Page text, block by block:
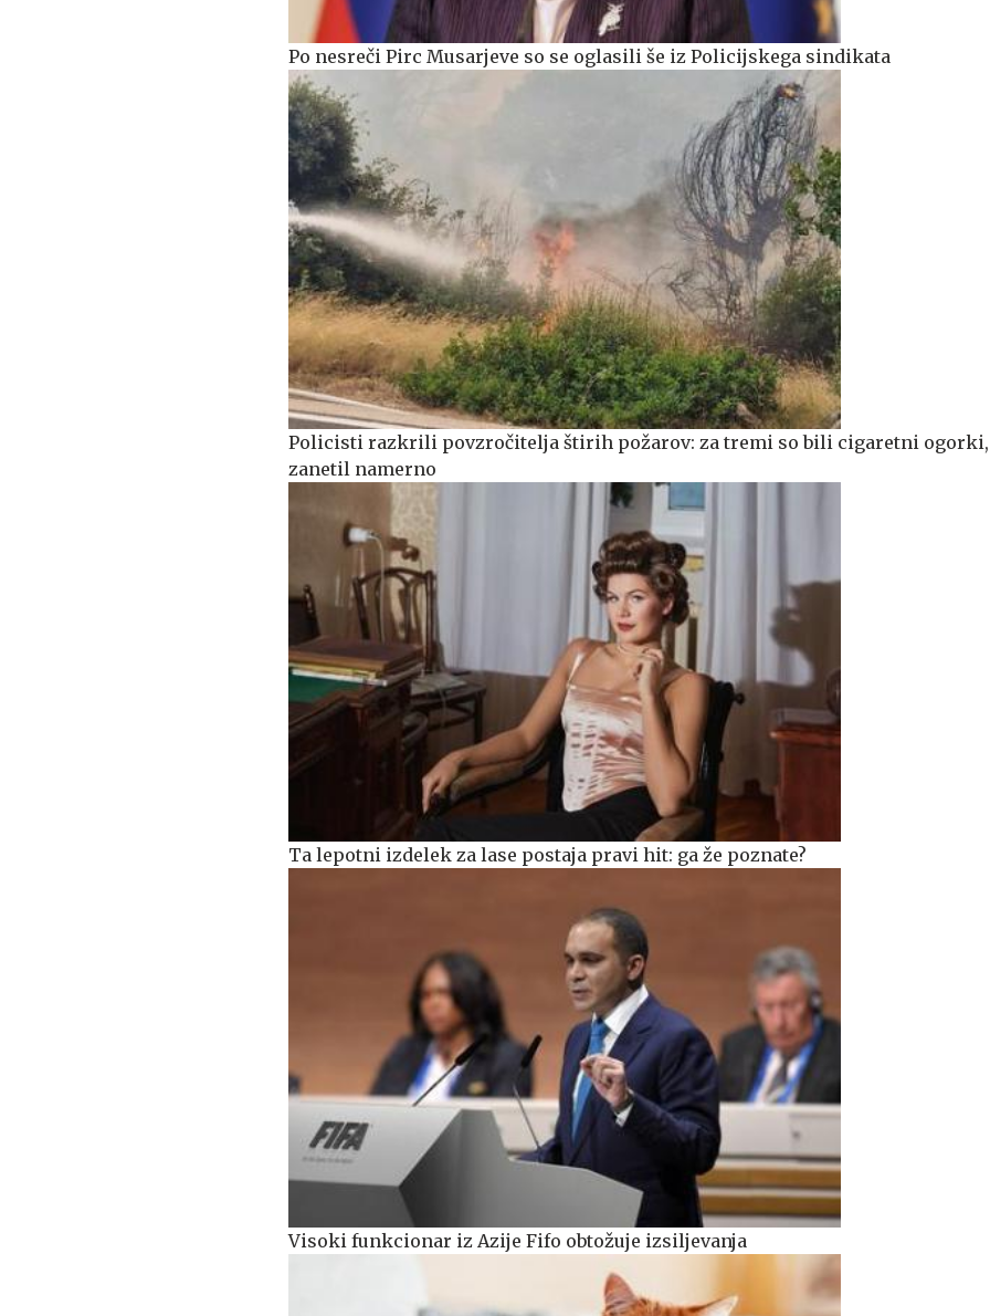
Po nesreči Pirc Musarjeve so se oglasili še iz Policijskega sindikata
Policisti razkrili povzročitelja štirih požarov: za tremi so bili cigaretni ogorki,
zanetil namerno
Ta lepotni izdelek za lase postaja pravi hit: ga že poznate?
Visoki funkcionar iz Azije Fifo obtožuje izsiljevanja